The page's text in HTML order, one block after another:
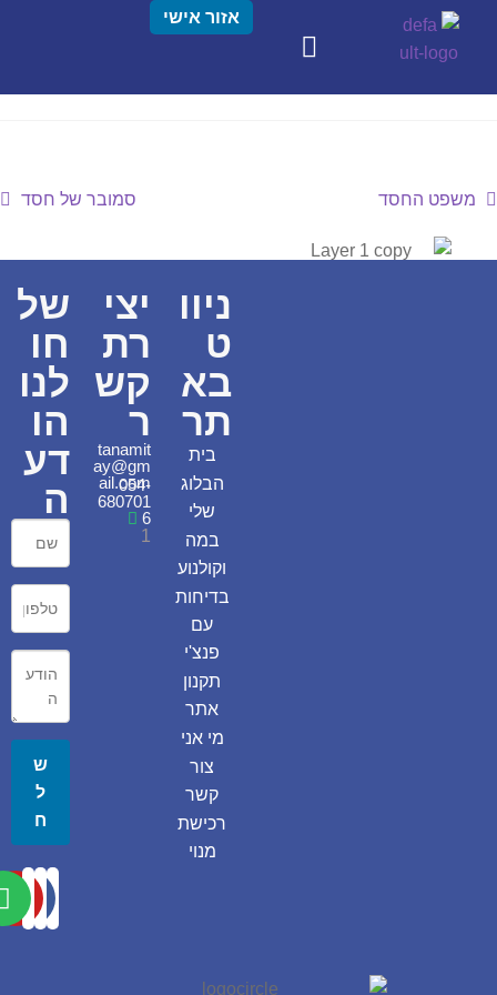
אזור אישי
משפט החסד סמובר של חסד
ניוו
ט
בא
תר
בית
הבלוג
שלי
במה
וקולנוע
בדיחות
עם
פנצ'י
תקנון
אתר
מי אני
צור
קשר
רכישת
מנוי
יצי
רת
קש
ר
tanamit
ay@gm
ail.com
054-
680701
6
1
של
חו
לנו
הו
דע
ה
ש
ל
ח